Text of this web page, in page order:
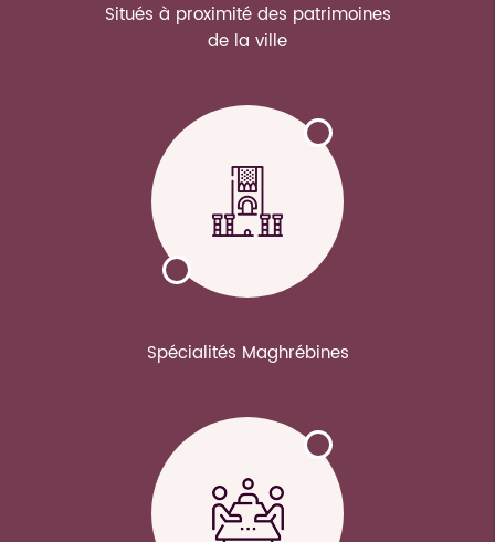
Situés à proximité des patrimoines
de la ville
Spécialités Maghrébines